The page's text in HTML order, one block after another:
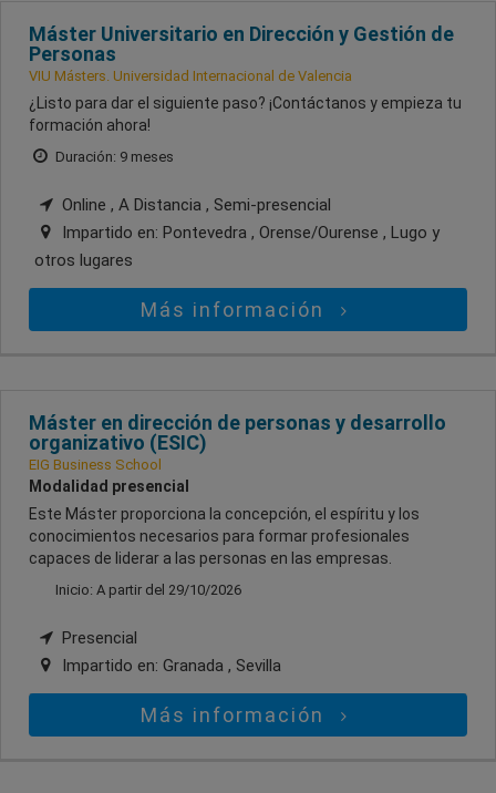
Máster Universitario en Dirección y Gestión de
Personas
VIU Másters. Universidad Internacional de Valencia
¿Listo para dar el siguiente paso? ¡Contáctanos y empieza tu
formación ahora!
Duración: 9 meses
Online , A Distancia , Semi-presencial
Impartido en: Pontevedra , Orense/Ourense , Lugo y
otros lugares
Más información
Máster en dirección de personas y desarrollo
organizativo (ESIC)
EIG Business School
Modalidad presencial
Este Máster proporciona la concepción, el espíritu y los
conocimientos necesarios para formar profesionales
capaces de liderar a las personas en las empresas.
Inicio: A partir del 29/10/2026
Presencial
Impartido en: Granada , Sevilla
Más información